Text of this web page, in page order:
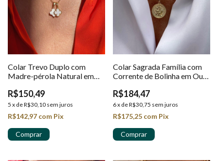
Colar Trevo Duplo com
Madre-pérola Natural em
R$150,49
5 x deR$30,10 sem juros
R$142,97 com Pix
Colar Sagrada Família com
Corrente de Bolinha em Ouro
R$184,47
6x deR$30,75 sem juros
R$175,25 com Pix